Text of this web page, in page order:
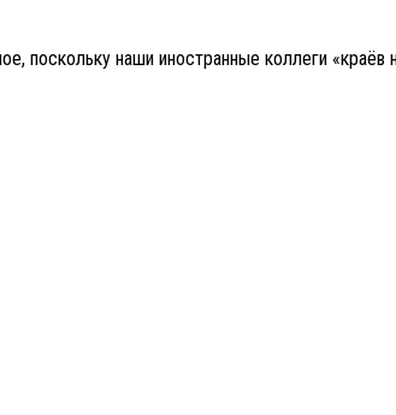
наши иностранные коллеги «краёв